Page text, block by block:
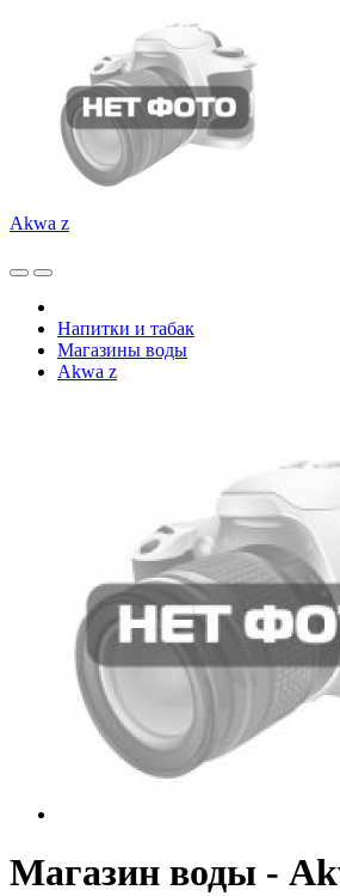
Akwa z
Напитки и табак
Магазины воды
Akwa z
Магазин воды -